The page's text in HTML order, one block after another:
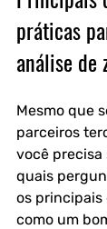
práticas
análise de
Mesmo que
parceiros
você precisa
quais
os principais
como um